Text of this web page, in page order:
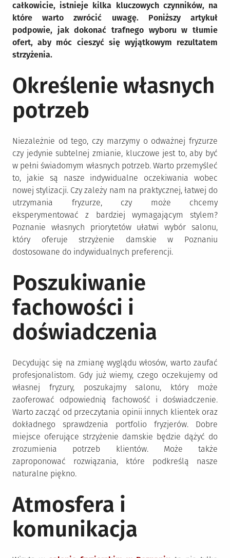
całkowicie, istnieje kilka kluczowych czynników, na
które warto zwrócić uwagę. Poniższy artykuł
podpowie, jak dokonać trafnego wyboru w tłumie
ofert, aby móc cieszyć się wyjątkowym rezultatem
strzyżenia.
Określenie własnych
potrzeb
Niezależnie od tego, czy marzymy o odważnej fryzurze
czy jedynie subtelnej zmianie, kluczowe jest to, aby być
w pełni świadomym własnych potrzeb. Warto przemyśleć
to, jakie są nasze indywidualne oczekiwania wobec
nowej stylizacji. Czy zależy nam na praktycznej, łatwej do
utrzymania fryzurze, czy może chcemy
eksperymentować z bardziej wymagającym stylem?
Poznanie własnych priorytetów ułatwi wybór salonu,
który oferuje strzyżenie damskie w Poznaniu
dostosowane do indywidualnych preferencji.
Poszukiwanie
fachowości i
doświadczenia
Decydując się na zmianę wyglądu włosów, warto zaufać
profesjonalistom. Gdy już wiemy, czego oczekujemy od
własnej fryzury, poszukajmy salonu, który może
zaoferować odpowiednią fachowość i doświadczenie.
Warto zacząć od przeczytania opinii innych klientek oraz
dokładnego sprawdzenia portfolio fryzjerów. Dobre
miejsce oferujące strzyżenie damskie będzie dążyć do
zrozumienia potrzeb klientów. Może także
zaproponować rozwiązania, które podkreślą nasze
naturalne piękno.
Atmosfera i
komunikacja